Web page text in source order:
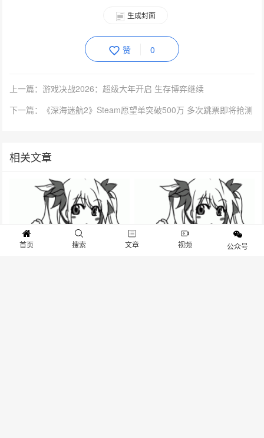
生成封面
赞 0
上一篇：游戏决战2026：超级大年开启 生存博弈继续
下一篇：《深海迷航2》Steam愿望单突破500万 多次跳票即将抢测
相关文章
首页 搜索 文章 视频 公众号